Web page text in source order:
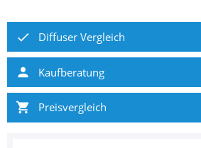
Diffuser Vergleich
Kaufberatung
Preisvergleich